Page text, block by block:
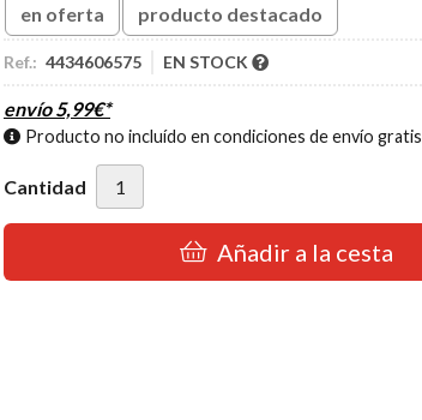
en oferta producto destacado
Ref.: 4434606575 EN STOCK
envío5,99€*
Producto no incluído en condiciones de envío gratis
Cantidad
Añadir a la cesta